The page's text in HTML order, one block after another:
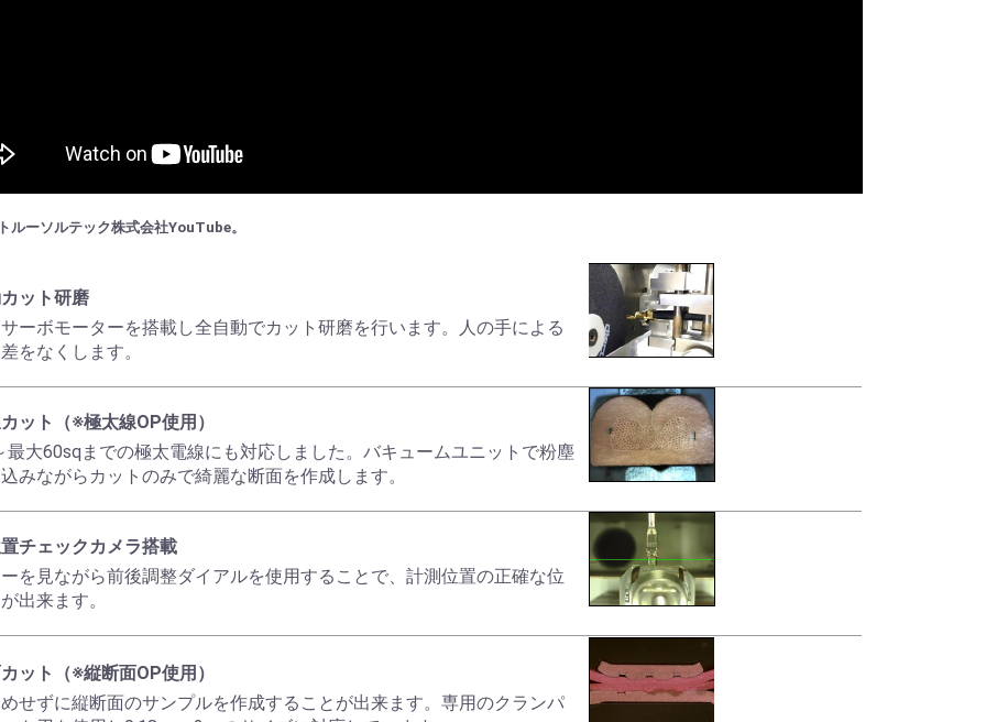
ルーソルテック株式会社YouTube。
ット研磨
ーボモーターを搭載し全自動でカット研磨を行います。人の手による
をなくします。
ット（※極太線OP使用）
最大60sqまでの極太電線にも対応しました。バキュームユニットで粉塵
みながらカットのみで綺麗な断面を作成します。
チェックカメラ搭載
を見ながら前後調整ダイアルを使用することで、計測位置の正確な位
出来ます。
ット（※縦断面OP使用）
せずに縦断面のサンプルを作成することが出来ます。専用のクランパ